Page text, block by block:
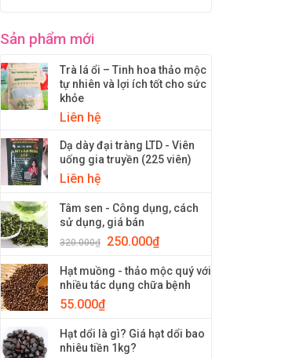
Sản phẩm mới
Trà lá ổi – Tinh hoa thảo mộc
tự nhiên và lợi ích tốt cho sức
khỏe
Liên hệ
Dạ dày đại tràng LTD - Viên
uống gia truyền (225 viên)
Liên hệ
Tâm sen - Công dụng, cách
sử dụng, giá bán
320.000₫ 250.000₫
Hạt muồng - thảo mộc quý với
nhiều tác dụng chữa bệnh
55.000₫
Hạt dổi là gì? Giá hạt dổi bao
nhiêu tiền 1kg?